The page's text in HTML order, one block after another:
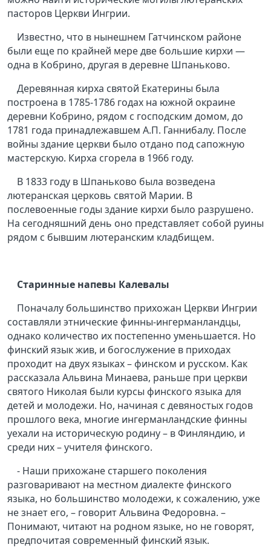
пасторов Церкви Ингрии.
Известно, что в нынешнем Гатчинском районе
были еще по крайней мере две большие кирхи —
одна в Кобрино, другая в деревне Шпаньково.
Деревянная кирха святой Екатерины была
построена в 1785-1786 годах на южной окраине
деревни Кобрино, рядом с господским домом, до
1781 года принадлежавшем А.П. Ганнибалу. После
войны здание церкви было отдано под сапожную
мастерскую. Кирха сгорела в 1966 году.
В 1833 году в Шпаньково была возведена
лютеранская церковь святой Марии. В
послевоенные годы здание кирхи было разрушено.
На сегодняшний день оно представляет собой руины
рядом с бывшим лютеранским кладбищем.
Старинные напевы Калевалы
Поначалу большинство прихожан Церкви Ингрии
составляли этнические финны-ингерманландцы,
однако количество их постепенно уменьшается. Но
финский язык жив, и богослужение в приходах
проходит на двух языках – финском и русском. Как
рассказала Альвина Минаева, раньше при церкви
святого Николая были курсы финского языка для
детей и молодежи. Но, начиная с девяностых годов
прошлого века, многие ингерманландские финны
уехали на историческую родину – в Финляндию, и
среди них – учителя финского.
- Наши прихожане старшего поколения
разговаривают на местном диалекте финского
языка, но большинство молодежи, к сожалению, уже
не знает его, – говорит Альвина Федоровна. –
Понимают, читают на родном языке, но не говорят,
предпочитая современный финский язык.